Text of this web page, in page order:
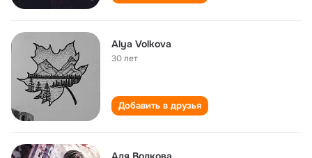
Alya Volkova
30 лет
Добавить в друзья